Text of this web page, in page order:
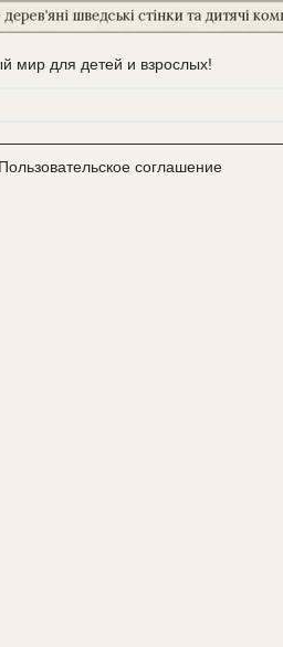
мир для детей и взрослых!
Пользовательское соглашение